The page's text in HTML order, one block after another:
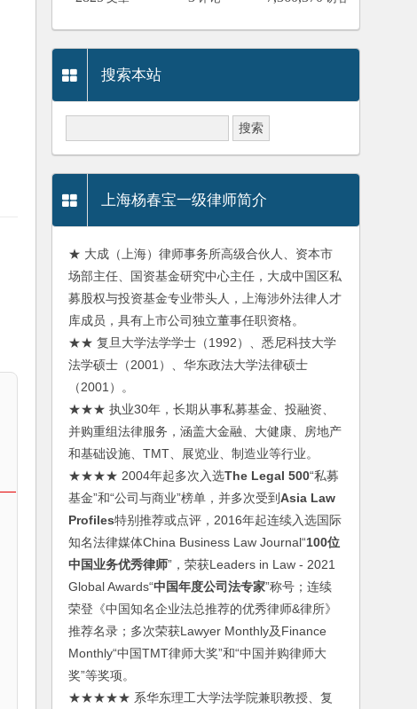
搜索本站
上海杨春宝一级律师简介
★ 大成（上海）律师事务所高级合伙人、资本市
场部主任、国资基金研究中心主任，大成中国区私
募股权与投资基金专业带头人，上海涉外法律人才
库成员，具有上市公司独立董事任职资格。
★★ 复旦大学法学学士（1992）、悉尼科技大学
法学硕士（2001）、华东政法大学法律硕士
（2001）。
★★★ 执业30年，长期从事私募基金、投融资、
并购重组法律服务，涵盖大金融、大健康、房地产
和基础设施、TMT、展览业、制造业等行业。
★★★★ 2004年起多次入选The Legal 500“私募
基金”和“公司与商业”榜单，并多次受到Asia Law
Profiles特别推荐或点评，2016年起连续入选国际
知名法律媒体China Business Law Journal“100位
中国业务优秀律师”，荣获Leaders in Law - 2021
Global Awards“中国年度公司法专家”称号；连续
荣登《中国知名企业法总推荐的优秀律师&律所》
推荐名录；多次荣获Lawyer Monthly及Finance
Monthly“中国TMT律师大奖”和“中国并购律师大
奖”等奖项。
★★★★★ 系华东理工大学法学院兼职教授、复